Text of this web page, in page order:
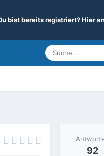
bist bereits registriert? Hier
92